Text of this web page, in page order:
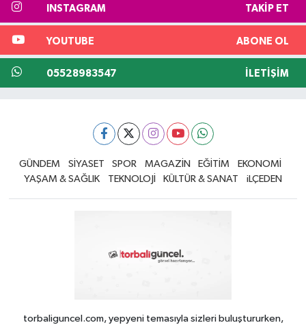
INSTAGRAM TAKIP ET
YOUTUBE ABONE OL
05528983547 İLETIŞIM
GÜNDEM SİYASET SPOR MAGAZİN EĞİTİM
EKONOMİ
YAŞAM & SAĞLIK
TEKNOLOJİ KÜLTÜR & SANAT iLÇEDEN
torbaliguncel.com, yepyeni temasıyla sizleri buluştururken,